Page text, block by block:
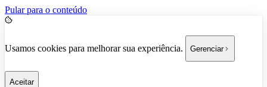
Pular para o conteúdo
Usamos cookies para melhorar sua experiência. Gerenciar
Aceitar